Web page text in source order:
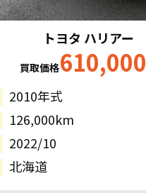
トヨタ ハリアー
買取価格610,000
2010年式
126,000km
2022/10
北海道